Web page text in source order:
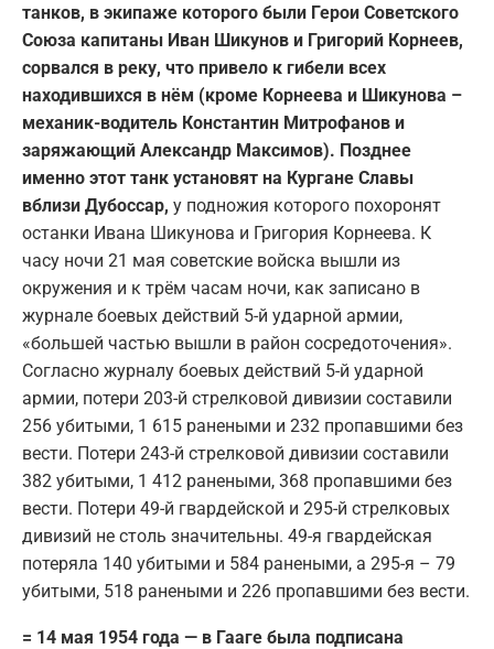
танков, в экипаже которого были Герои Советского
Союза капитаны Иван Шикунов и Григорий Корнеев,
сорвался в реку, что привело к гибели всех
находившихся в нём (кроме Корнеева и Шикунова –
механик-водитель Константин Митрофанов и
заряжающий Александр Максимов). Позднее
именно этот танк установят на Кургане Славы
вблизи Дубоссар, у подножия которого похоронят
останки Ивана Шикунова и Григория Корнеева. К
часу ночи 21 мая советские войска вышли из
окружения и к трём часам ночи, как записано в
журнале боевых действий 5-й ударной армии,
«большей частью вышли в район сосредоточения».
Согласно журналу боевых действий 5-й ударной
армии, потери 203-й стрелковой дивизии составили
256 убитыми, 1 615 ранеными и 232 пропавшими без
вести. Потери 243-й стрелковой дивизии составили
382 убитыми, 1 412 ранеными, 368 пропавшими без
вести. Потери 49-й гвардейской и 295-й стрелковых
дивизий не столь значительны. 49-я гвардейская
потеряла 140 убитыми и 584 ранеными, а 295-я – 79
убитыми, 518 ранеными и 226 пропавшими без вести.
= 14 мая 1954 года — в Гааге была подписана